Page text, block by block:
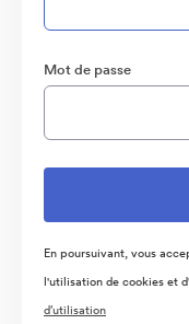
Mot de passe
En poursuivant, vous
l'utilisation de cookies et
d’utilisation